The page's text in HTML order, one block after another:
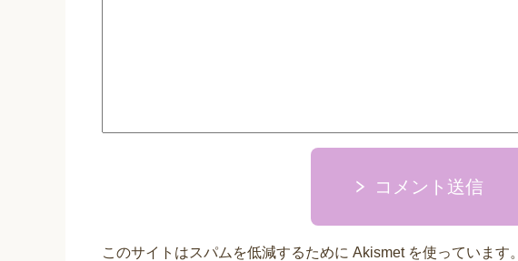
コメント送信
このサイトはスパムを低減するために Akismet を使っています。